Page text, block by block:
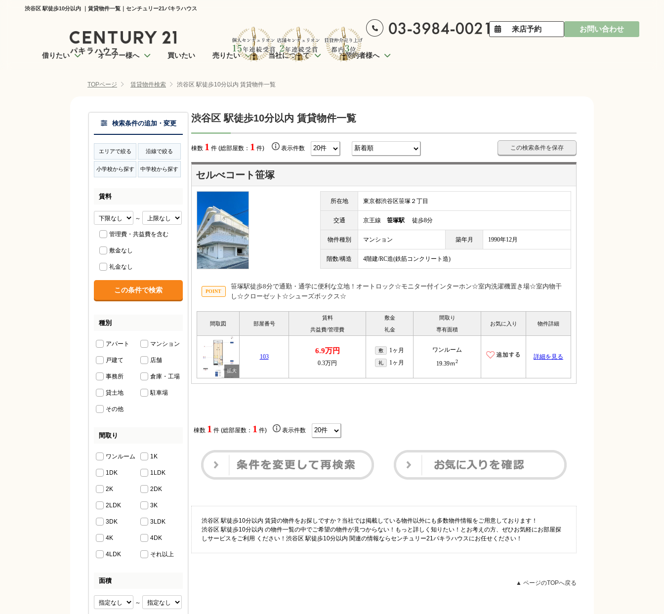
渋谷区 駅徒歩10分以内 ｜賃貸物件一覧｜センチュリー21パキラハウス
来店予約 お問い合わせ
借りたい オーナー様へ 買いたい 売りたい 当社について ご契約者様へ
TOPページ 賃貸物件検索 渋谷区 駅徒歩10分以内 賃貸物件一覧
渋谷区 駅徒歩10分以内 賃貸物件一覧
棟数 1 件 (総部屋数： 1 件) 表示件数 この検索条件を保存
セルべコート笹塚
所在地 東京都渋谷区笹塚２丁目
交通 京王線 笹塚駅 徒歩8分
物件種別 マンション 築年月 1990年12月
階数/構造 4階建/RC造(鉄筋コンクリート造)
笹塚駅徒歩8分で通勤・通学に便利な立地！オートロック☆モニター付インターホン☆室内洗濯機置き場☆室内物干
し☆クローゼット☆シューズボックス☆
間取図 部屋番号
賃料
共益費/管理費
敷金
礼金
間取り
専有面積
お気に入り 物件詳細
103
6.9万円
0.3万円
敷 1ヶ月
礼 1ヶ月
ワンルーム
19.39ｍ2
詳細を見る
棟数 1 件 (総部屋数： 1 件) 表示件数
渋谷区 駅徒歩10分以内 賃貸の物件をお探しですか？当社では掲載している物件以外にも多数物件情報をご用意しております！
渋谷区 駅徒歩10分以内 の物件一覧の中でご希望の物件が見つからない！もっと詳しく知りたい！とお考えの方、ぜひお気軽にお部屋探
しサービスをご利用 ください！渋谷区 駅徒歩10分以内 関連の情報ならセンチュリー21パキラハウスにお任せください！
▲ ページのTOPへ戻る
検索条件の追加・変更
エリアで絞る 沿線で絞る
小学校から探す 中学校から探す
賃料
～
管理費・共益費を含む
敷金なし
礼金なし
種別
アパート マンション
戸建て 店舗
事務所 倉庫・工場
貸土地 駐車場
その他
間取り
ワンルーム 1K
1DK 1LDK
2K 2DK
2LDK 3K
3DK 3LDK
4K 4DK
4LDK それ以上
面積
～